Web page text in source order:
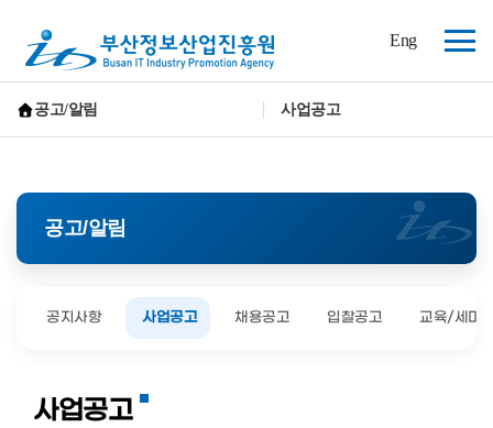
(재)
부
산
정
보
산
업
Eng
체
공고/알림 사업공고
공고/알림
공지사항 사업공고 채용공고 입찰공고 교육/세미
사업공고